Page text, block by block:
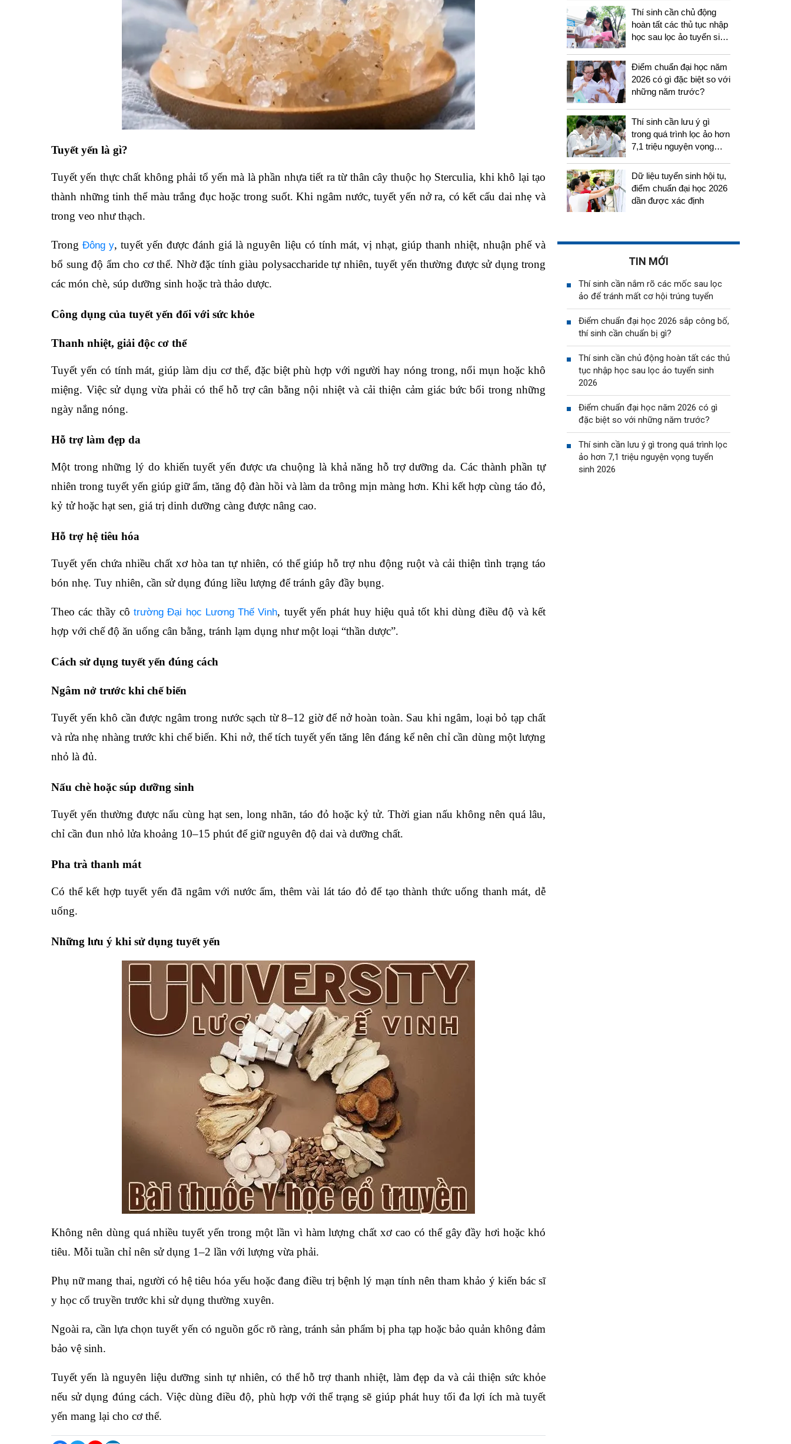
Tuyết yến là gì?
Tuyết yến thực chất không phải tổ yến mà là phần nhựa tiết ra từ thân cây thuộc họ Sterculia, khi khô lại tạo
thành những tinh thể màu trắng đục hoặc trong suốt. Khi ngâm nước, tuyết yến nở ra, có kết cấu dai nhẹ và
trong veo như thạch.
TrongĐông y, tuyết yến được đánh giá là nguyên liệu có tính mát, vị nhạt, giúp thanh nhiệt, nhuận phế và
bổ sung độ ẩm cho cơ thể. Nhờ đặc tính giàu polysaccharide tự nhiên, tuyết yến thường được sử dụng trong
các món chè, súp dưỡng sinh hoặc trà thảo dược.
Công dụng của tuyết yến đối với sức khỏe
Thanh nhiệt, giải độc cơ thể
Tuyết yến có tính mát, giúp làm dịu cơ thể, đặc biệt phù hợp với người hay nóng trong, nổi mụn hoặc khô
miệng. Việc sử dụng vừa phải có thể hỗ trợ cân bằng nội nhiệt và cải thiện cảm giác bức bối trong những
ngày nắng nóng.
Hỗ trợ làm đẹp da
Một trong những lý do khiến tuyết yến được ưa chuộng là khả năng hỗ trợ dưỡng da. Các thành phần tự
nhiên trong tuyết yến giúp giữ ẩm, tăng độ đàn hồi và làm da trông mịn màng hơn. Khi kết hợp cùng táo đỏ,
kỷ tử hoặc hạt sen, giá trị dinh dưỡng càng được nâng cao.
Hỗ trợ hệ tiêu hóa
Tuyết yến chứa nhiều chất xơ hòa tan tự nhiên, có thể giúp hỗ trợ nhu động ruột và cải thiện tình trạng táo
bón nhẹ. Tuy nhiên, cần sử dụng đúng liều lượng để tránh gây đầy bụng.
Theo các thầy côtrường Đại học Lương Thế Vinh, tuyết yến phát huy hiệu quả tốt khi dùng điều độ và kết
hợp với chế độ ăn uống cân bằng, tránh lạm dụng như một loại “thần dược”.
Cách sử dụng tuyết yến đúng cách
Ngâm nở trước khi chế biến
Tuyết yến khô cần được ngâm trong nước sạch từ 8–12 giờ để nở hoàn toàn. Sau khi ngâm, loại bỏ tạp chất
và rửa nhẹ nhàng trước khi chế biến. Khi nở, thể tích tuyết yến tăng lên đáng kể nên chỉ cần dùng một lượng
nhỏ là đủ.
Nấu chè hoặc súp dưỡng sinh
Tuyết yến thường được nấu cùng hạt sen, long nhãn, táo đỏ hoặc kỷ tử. Thời gian nấu không nên quá lâu,
chỉ cần đun nhỏ lửa khoảng 10–15 phút để giữ nguyên độ dai và dưỡng chất.
Pha trà thanh mát
Có thể kết hợp tuyết yến đã ngâm với nước ấm, thêm vài lát táo đỏ để tạo thành thức uống thanh mát, dễ
uống.
Những lưu ý khi sử dụng tuyết yến
Không nên dùng quá nhiều tuyết yến trong một lần vì hàm lượng chất xơ cao có thể gây đầy hơi hoặc khó
tiêu. Mỗi tuần chỉ nên sử dụng 1–2 lần với lượng vừa phải.
Phụ nữ mang thai, người có hệ tiêu hóa yếu hoặc đang điều trị bệnh lý mạn tính nên tham khảo ý kiến bác sĩ
y học cổ truyền trước khi sử dụng thường xuyên.
Ngoài ra, cần lựa chọn tuyết yến có nguồn gốc rõ ràng, tránh sản phẩm bị pha tạp hoặc bảo quản không đảm
bảo vệ sinh.
Tuyết yến là nguyên liệu dưỡng sinh tự nhiên, có thể hỗ trợ thanh nhiệt, làm đẹp da và cải thiện sức khỏe
nếu sử dụng đúng cách. Việc dùng điều độ, phù hợp với thể trạng sẽ giúp phát huy tối đa lợi ích mà tuyết
yến mang lại cho cơ thể.
Thí sinh cần chủ động
hoàn tất các thủ tục nhập
học sau lọc ảo tuyển sinh
Điểm chuẩn đại học năm
2026 có gì đặc biệt so với
những năm trước?
Thí sinh cần lưu ý gì
trong quá trình lọc ảo hơn
7,1 triệu nguyện vọng
Dữ liệu tuyển sinh hội tụ,
điểm chuẩn đại học 2026
dần được xác định
TIN MỚI
Thí sinh cần nắm rõ các mốc sau lọc
ảo để tránh mất cơ hội trúng tuyển
Điểm chuẩn đại học 2026 sắp công bố,
thí sinh cần chuẩn bị gì?
Thí sinh cần chủ động hoàn tất các thủ
tục nhập học sau lọc ảo tuyển sinh
2026
Điểm chuẩn đại học năm 2026 có gì
đặc biệt so với những năm trước?
Thí sinh cần lưu ý gì trong quá trình lọc
ảo hơn 7,1 triệu nguyện vọng tuyển
sinh 2026